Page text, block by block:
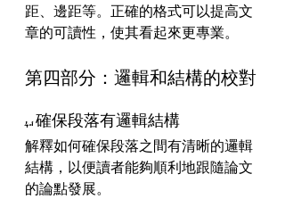
距、邊距等。正確的格式可以提高文
章的可讀性，使其看起來更專業。
第四部分：邏輯和結構的校對
4.1 確保段落有邏輯結構
解釋如何確保段落之間有清晰的邏輯
結構，以便讀者能夠順利地跟隨論文
的論點發展。